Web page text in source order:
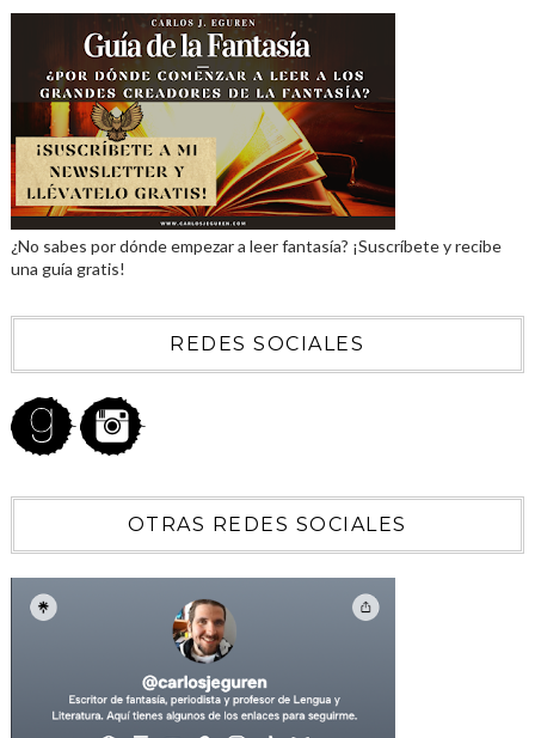
¿No sabes por dónde empezar a leer fantasía? ¡Suscríbete y recibe
una guía gratis!
REDES SOCIALES
OTRAS REDES SOCIALES